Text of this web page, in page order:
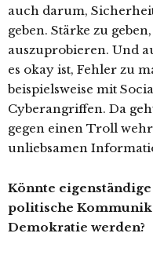
auch darum,
geben. Stärke zu
auszuprobieren. Und
es okay ist, Fehler zu
beispielsweise mit
Cyberangriffen. Da
gegen einen Troll
unliebsamen
Könnte
politische
Demokratie werden?